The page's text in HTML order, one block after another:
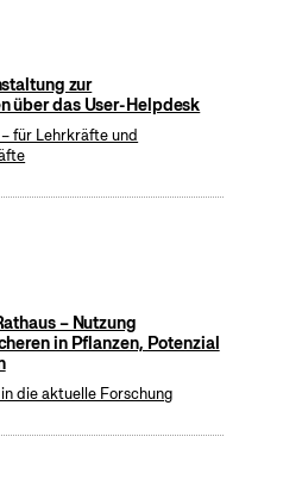
zur
über das User-Helpdesk
für Lehrkräfte und
– Nutzung
in Pflanzen, Potenzial
die aktuelle Forschung